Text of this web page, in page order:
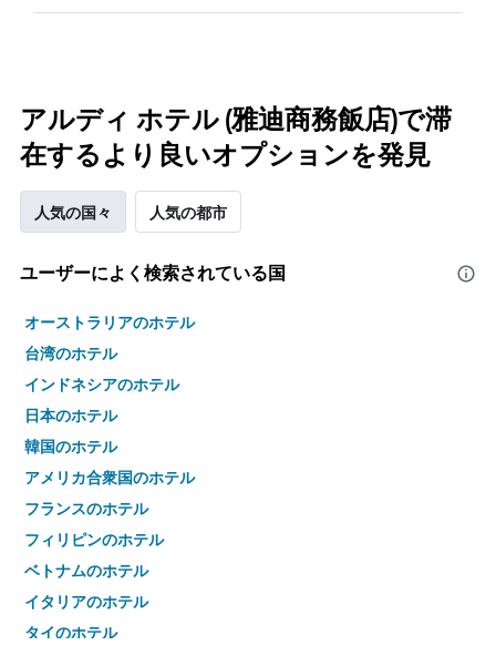
アルディ ホテル (雅迪商務飯店)で滞
在するより良いオプションを発見
人気の国々 人気の都市
ユーザーによく検索されている国
オーストラリアのホテル
台湾のホテル
インドネシアのホテル
日本のホテル
韓国のホテル
アメリカ合衆国のホテル
フランスのホテル
フィリピンのホテル
ベトナムのホテル
イタリアのホテル
タイのホテル